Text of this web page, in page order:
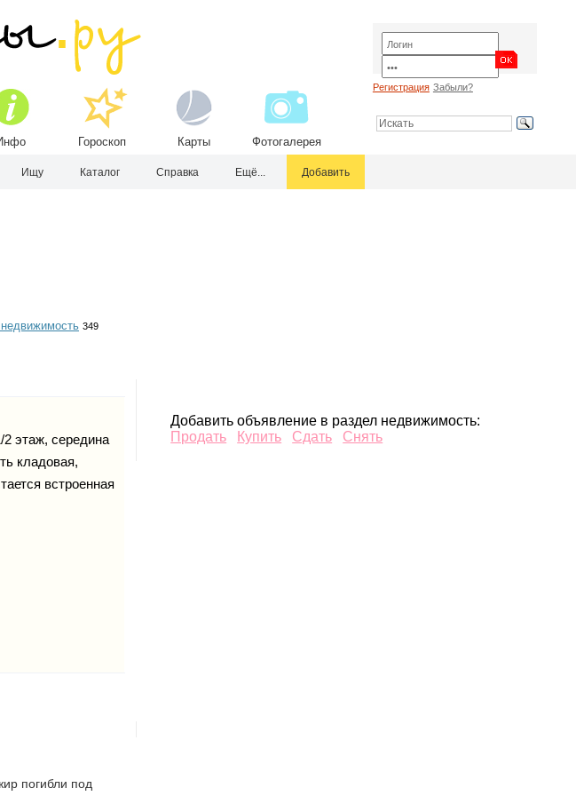
Гороскоп Карты Фотогалерея
Регистрация Забыли?
Ищу Каталог Справка Ещё... Добавить
349
2 этаж, середина
кладовая,
встроенная
Добавить объявление в раздел недвижимость:
Продать
Купить Сдать Снять
погибли под